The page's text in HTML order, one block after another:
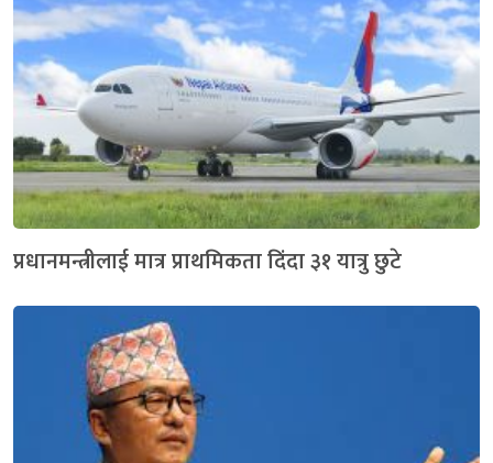
प्रधानमन्त्रीलाई मात्र प्राथमिकता दिंदा ३१ यात्रु छुटे